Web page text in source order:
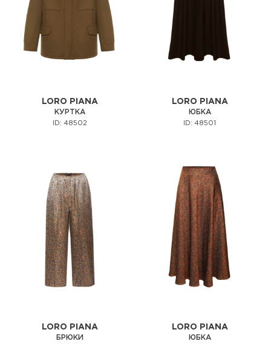
LORO PIANA
КУРТКА
ID: 48502
LORO PIANA
ЮБКА
ID: 48501
LORO PIANA
БРЮКИ
LORO PIANA
ЮБКА